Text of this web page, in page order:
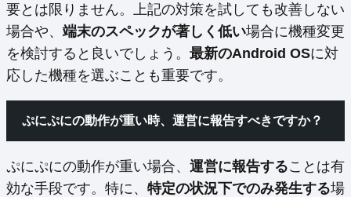
要とは限りません。上記の対策を試しても改善しない
場合や、 端末のスペックが著しく低い場合に機種変更
を検討すると良いでしょう。 最新のAndroid OSに対
応した機種を選ぶことも重要です。
ぷにぷにの動作が重い時、運営に報告すべきですか？
ぷにぷにの動作が重い場合、 運営に報告することは有
効な手段です。特に、 特定の状況下でのみ発生する場